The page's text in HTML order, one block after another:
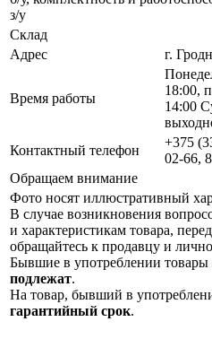
з/у
Склад
Адрес
г.
Время работы
18:00,
14:00
Контактный телефон
+375
02-66,
Обращаем внимание
Фото носят иллюстративный
В случае возникновения
и характеристикам товара,
обращайтесь к продавцу и
Бывшие в употреблении товары
подлежат.
На товар, бывший в
гарантийный срок.